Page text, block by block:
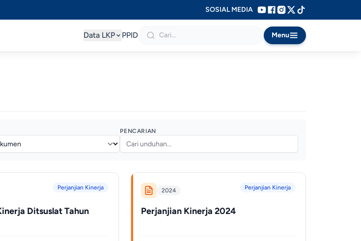
SOSIAL MEDIA
Data LKP PPID Menu
PENCARIAN
Perjanjian Kinerja
Ditsuslat Tahun
2024 Perjanjian Kinerja
Perjanjian Kinerja 2024